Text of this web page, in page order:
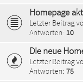
Homepage
Letzter Beitrag
Antworten: 10
Die neue
Letzter Beitrag
Antworten: 75